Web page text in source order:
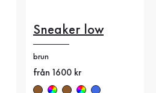
Sneaker low
brun
Nytt pris
från 1600 kr